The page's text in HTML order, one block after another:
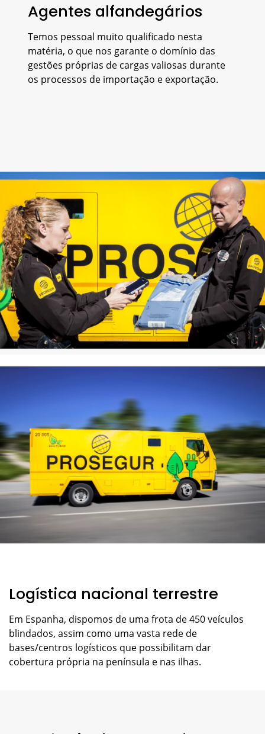
Agentes alfandegários
Temos pessoal muito qualificado nesta
matéria, o que nos garante o domínio das
gestões próprias de cargas valiosas durante
os processos de importação e exportação.
Logística nacional terrestre
Em Espanha, dispomos de uma frota de 450 veículos
blindados, assim como uma vasta rede de
bases/centros logísticos que possibilitam dar
cobertura própria na península e nas ilhas.